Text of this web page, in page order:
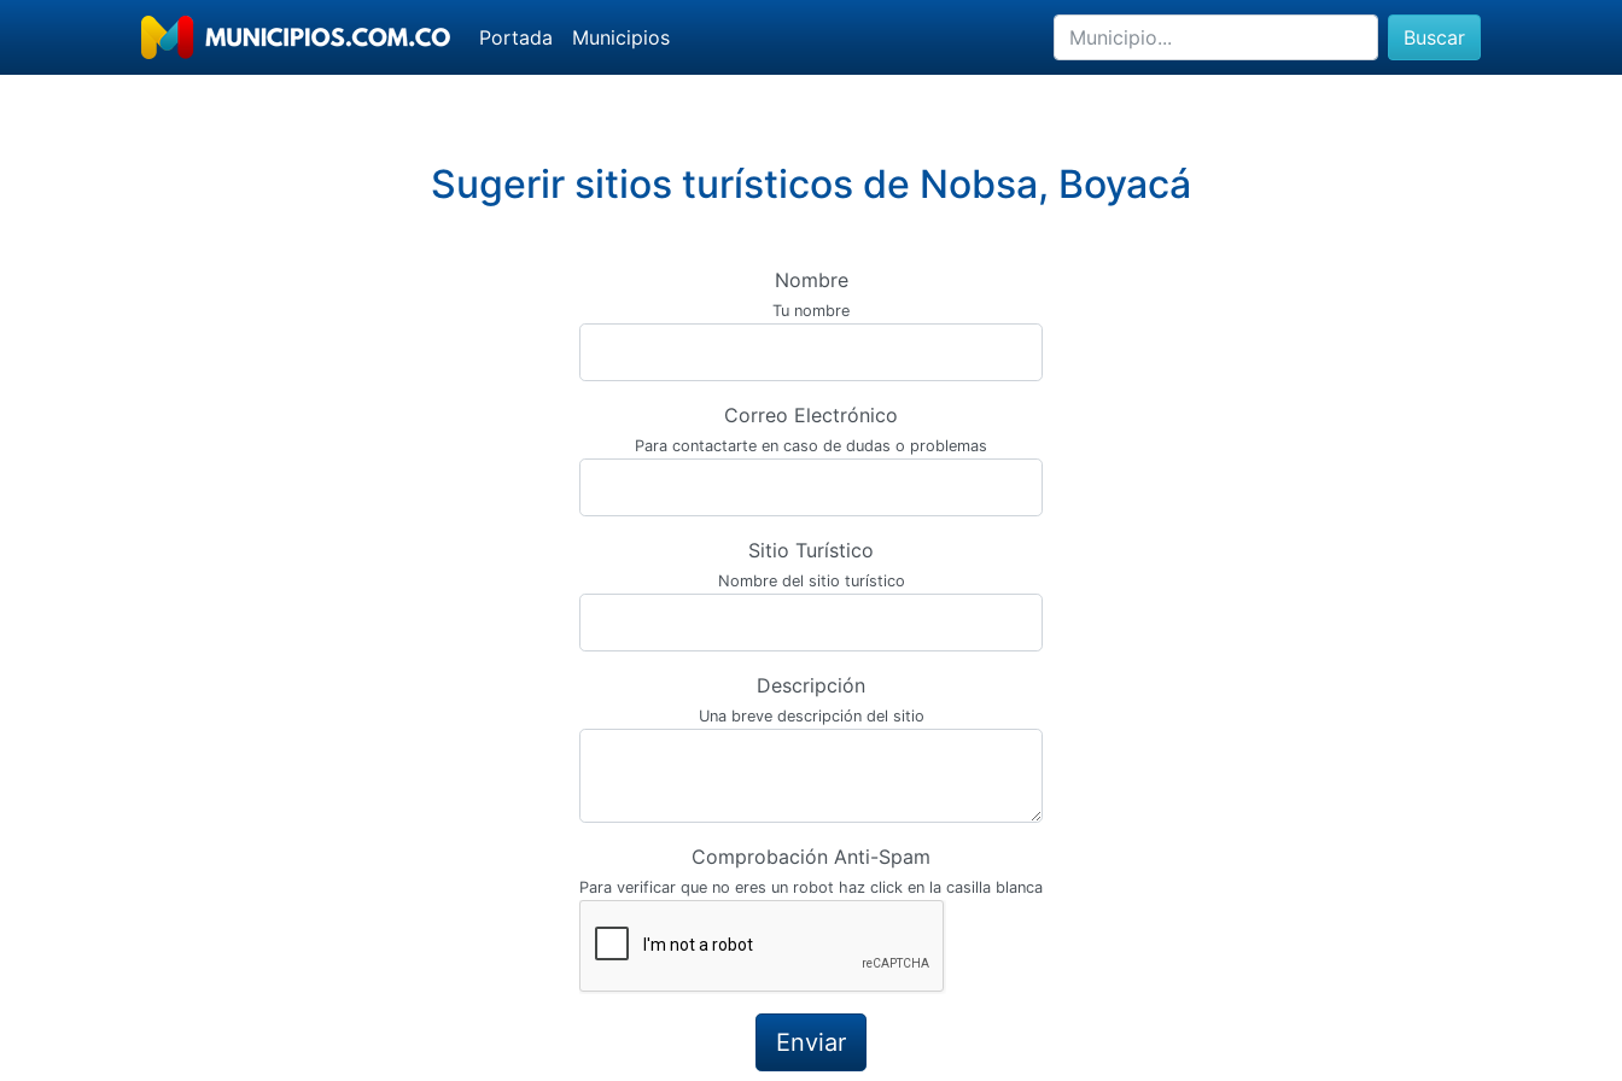
Portada Municipios Buscar
Sugerir sitios turísticos de Nobsa, Boyacá
Nombre
Tu nombre
Correo Electrónico
Para contactarte en caso de dudas o problemas
Sitio Turístico
Nombre del sitio turístico
Descripción
Una breve descripción del sitio
Comprobación Anti-Spam
Para verificar que no eres un robot haz click en la casilla blanca